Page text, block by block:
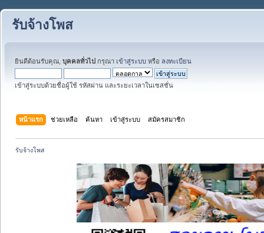
รับจ้างโพส
ยินดีต้อนรับคุณ, บุคคลทั่วไป กรุณา เข้าสู่ระบบ หรือ ลงทะเบียน
เข้าสู่ระบบด้วยชื่อผู้ใช้ รหัสผ่าน และระยะเวลาในเซสชั่น
หน้าแรก ช่วยเหลือ ค้นหา เข้าสู่ระบบ สมัครสมาชิก
รับจ้างโพส